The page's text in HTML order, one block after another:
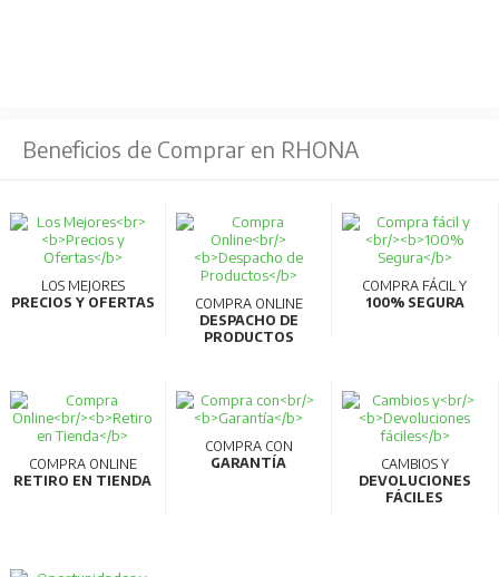
Beneficios de Comprar en RHONA
LOS MEJORES
PRECIOS Y OFERTAS
COMPRA ONLINE
DESPACHO DE
PRODUCTOS
COMPRA FÁCIL Y
100% SEGURA
COMPRA ONLINE
RETIRO EN TIENDA
COMPRA CON
GARANTÍA
CAMBIOS Y
DEVOLUCIONES
FÁCILES